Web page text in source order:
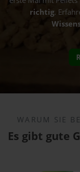
richtig.
WARUM SIE
Es gibt gute